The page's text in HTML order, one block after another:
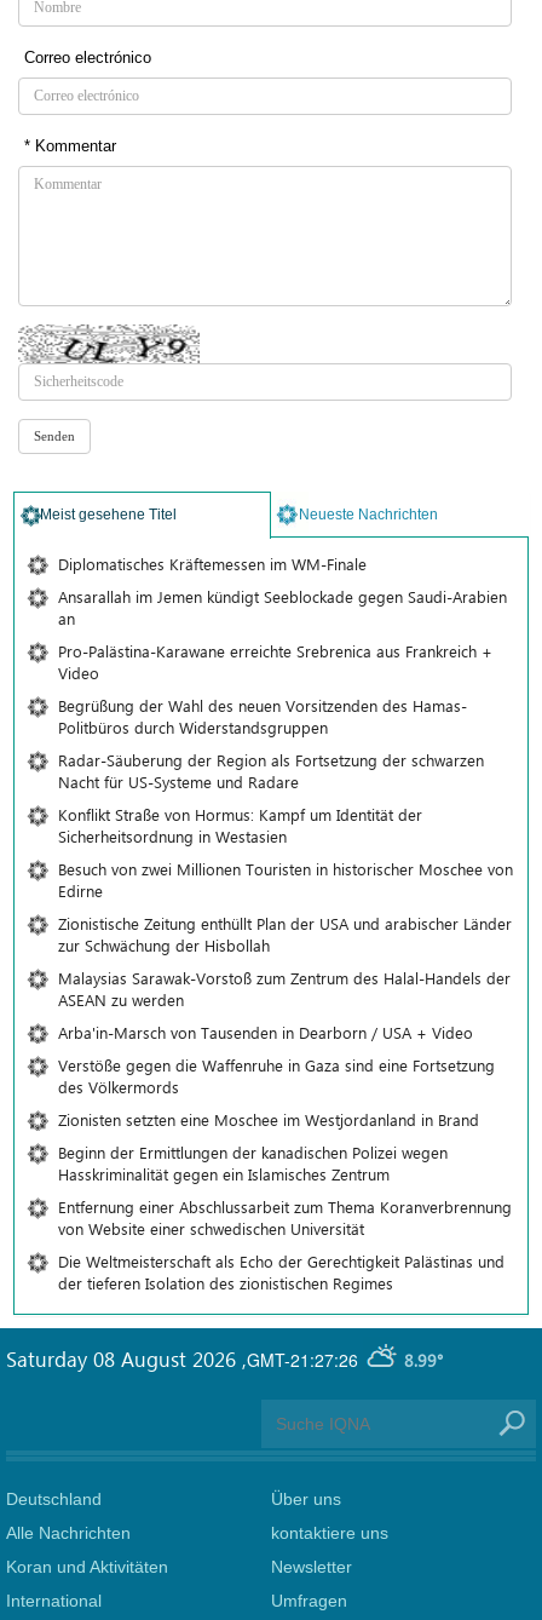
Correo electrónico
* Kommentar
Meist gesehene Titel Neueste Nachrichten
Diplomatisches Kräftemessen im WM-Finale
Ansarallah im Jemen kündigt Seeblockade gegen Saudi-Arabien
an
Pro-Palästina-Karawane erreichte Srebrenica aus Frankreich +
Video
Begrüßung der Wahl des neuen Vorsitzenden des Hamas-
Politbüros durch Widerstandsgruppen
Radar-Säuberung der Region als Fortsetzung der schwarzen
Nacht für US-Systeme und Radare
Konflikt Straße von Hormus: Kampf um Identität der
Sicherheitsordnung in Westasien
Besuch von zwei Millionen Touristen in historischer Moschee von
Edirne
Zionistische Zeitung enthüllt Plan der USA und arabischer Länder
zur Schwächung der Hisbollah
Malaysias Sarawak-Vorstoß zum Zentrum des Halal-Handels der
ASEAN zu werden
Arba'in-Marsch von Tausenden in Dearborn / USA + Video
Verstöße gegen die Waffenruhe in Gaza sind eine Fortsetzung
des Völkermords
Zionisten setzten eine Moschee im Westjordanland in Brand
Beginn der Ermittlungen der kanadischen Polizei wegen
Hasskriminalität gegen ein Islamisches Zentrum
Entfernung einer Abschlussarbeit zum Thema Koranverbrennung
von Website einer schwedischen Universität
Die Weltmeisterschaft als Echo der Gerechtigkeit Palästinas und
der tieferen Isolation des zionistischen Regimes
GMT-21:27:26 8.99°
Saturday 08 August 2026 ,
Deutschland
Alle Nachrichten
Koran und Aktivitäten
International
Über uns
kontaktiere uns
Newsletter
Umfragen